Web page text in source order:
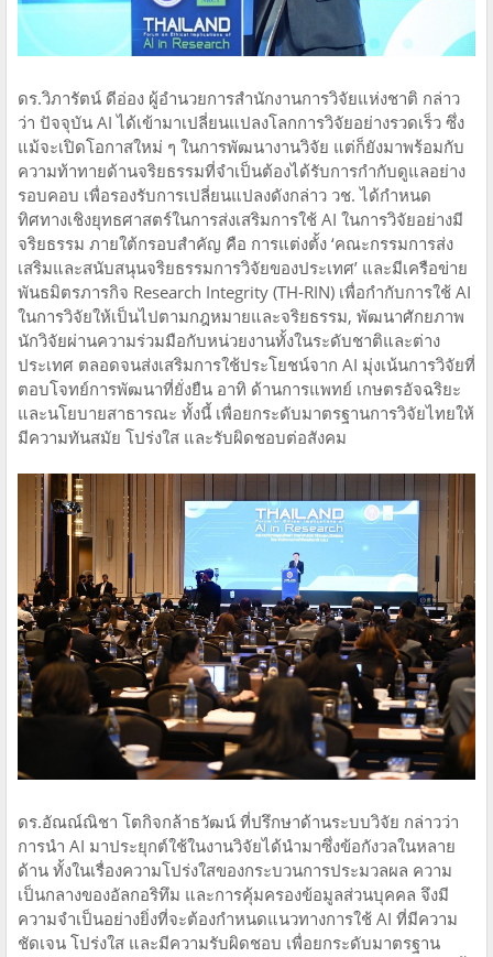
ดร.วิภารัตน์ ดีอ่อง ผู้อำนวยการสำนักงานการวิจัยแห่งชาติ กล่าว
ว่า ปัจจุบัน AI ได้เข้ามาเปลี่ยนแปลงโลกการวิจัยอย่างรวดเร็ว ซึ่ง
แม้จะเปิดโอกาสใหม่ ๆ ในการพัฒนางานวิจัย แต่ก็ยังมาพร้อมกับ
ความท้าทายด้านจริยธรรมที่จำเป็นต้องได้รับการกำกับดูแลอย่าง
รอบคอบ เพื่อรองรับการเปลี่ยนแปลงดังกล่าว วช. ได้กำหนด
ทิศทางเชิงยุทธศาสตร์ในการส่งเสริมการใช้ AI ในการวิจัยอย่างมี
จริยธรรม ภายใต้กรอบสำคัญ คือ การแต่งตั้ง ‘คณะกรรมการส่ง
เสริมและสนับสนุนจริยธรรมการวิจัยของประเทศ’ และมีเครือข่าย
พันธมิตรภารกิจ Research Integrity (TH-RIN) เพื่อกำกับการใช้ AI
ในการวิจัยให้เป็นไปตามกฎหมายและจริยธรรม, พัฒนาศักยภาพ
นักวิจัยผ่านความร่วมมือกับหน่วยงานทั้งในระดับชาติและต่าง
ประเทศ ตลอดจนส่งเสริมการใช้ประโยชน์จาก AI มุ่งเน้นการวิจัยที่
ตอบโจทย์การพัฒนาที่ยั่งยืน อาทิ ด้านการแพทย์ เกษตรอัจฉริยะ
และนโยบายสาธารณะ ทั้งนี้ เพื่อยกระดับมาตรฐานการวิจัยไทยให้
มีความทันสมัย โปร่งใส และรับผิดชอบต่อสังคม
ดร.อัณณ์ณิชา โตกิจกล้าธวัฒน์ ที่ปรึกษาด้านระบบวิจัย กล่าวว่า
การนำ AI มาประยุกต์ใช้ในงานวิจัยได้นำมาซึ่งข้อกังวลในหลาย
ด้าน ทั้งในเรื่องความโปร่งใสของกระบวนการประมวลผล ความ
เป็นกลางของอัลกอริทึม และการคุ้มครองข้อมูลส่วนบุคคล จึงมี
ความจำเป็นอย่างยิ่งที่จะต้องกำหนดแนวทางการใช้ AI ที่มีความ
ชัดเจน โปร่งใส และมีความรับผิดชอบ เพื่อยกระดับมาตรฐาน